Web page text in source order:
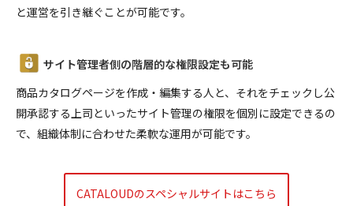
と運営を引き継ぐことが可能です。
サイト管理者側の階層的な権限設定も可能
商品カタログページを作成・編集する人と、それをチェックし公
開承認する上司といったサイト管理の権限を個別に設定できるの
で、組織体制に合わせた柔軟な運用が可能です。
CATALOUDのスペシャルサイトはこちら